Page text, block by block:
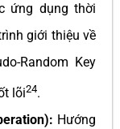
ứng dụng thời
giới thiệu về
Random Key
lõi24.
Hướng